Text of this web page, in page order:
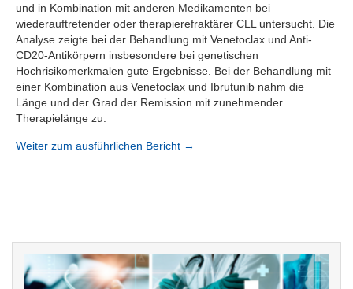
und in Kombination mit anderen Medikamenten bei
wiederauftretender oder therapierefraktärer CLL untersucht. Die
Analyse zeigte bei der Behandlung mit Venetoclax und Anti-
CD20-Antikörpern insbesondere bei genetischen
Hochrisikomerkmalen gute Ergebnisse. Bei der Behandlung mit
einer Kombination aus Venetoclax und Ibrutunib nahm die
Länge und der Grad der Remission mit zunehmender
Therapielänge zu.
Weiter zum ausführlichen Bericht →